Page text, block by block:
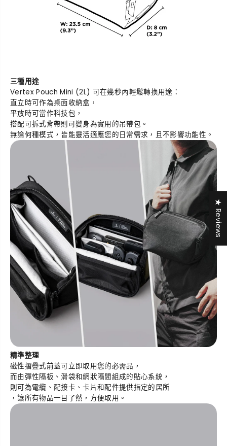
三種用途
Vertex Pouch Mini (2L) 可在幾秒內輕鬆轉換用途：
直立時可作為桌面收納盒，
平放時可當作科技包，
搭配可拆式背帶則可變身為實用的吊帶包。
無論何種模式，皆能靈活適應您的日常需求，且不影響功能性。
精準整理
磁性摺疊式前蓋可立即取用您的必需品，
而由彈性隔板、滑袋和網狀隔間組成的貼心系統，
則可為電纜、配接卡、卡片和配件提供指定的居所
，讓所有物品一目了然，方便取用。
★ Reviews